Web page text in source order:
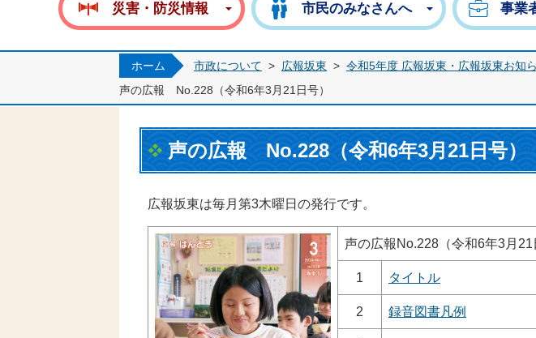
災害・防災情報 市民のみなさんへ 事業
ホーム 市政について > 広報坂東 > 令和5年度 広報坂東・広報坂東お知
声の広報 No.228（令和6年3月21日号）
声の広報 No.228（令和6年3月21日号）
広報坂東は毎月第3木曜日の発行です。
声の広報No.228（令和6年3月21
1 タイトル
2 録音図書凡例